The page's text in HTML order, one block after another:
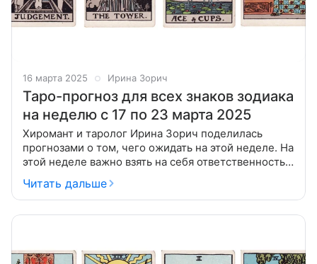
16 марта 2025 Ирина Зорич
Таро-прогноз для всех знаков зодиака
на неделю с 17 по 23 марта 2025
Хиромант и таролог Ирина Зорич поделилась
прогнозами о том, чего ожидать на этой неделе. На
этой неделе важно взять на себя ответственность
за свои действия и быть открытым к переменам,
освобождаясь от
Читать дальше